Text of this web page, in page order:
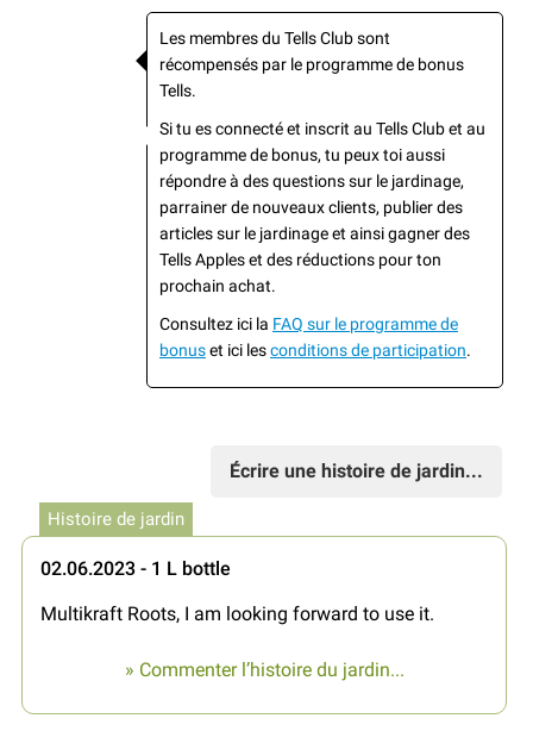
Les membres du Tells Club sont
récompensés par le programme de bonus
Tells.
Si tu es connecté et inscrit au Tells Club et au
programme de bonus, tu peux toi aussi
répondre à des questions sur le jardinage,
parrainer de nouveaux clients, publier des
articles sur le jardinage et ainsi gagner des
Tells Apples et des réductions pour ton
prochain achat.
Consultez ici la FAQ sur le programme de
bonuset ici lesconditions de participation.
Écrire une histoire de jardin...
Histoire de jardin
02.06.2023 - 1 L bottle
Multikraft Roots, I am looking forward to use it.
» Commenter l’histoire du jardin...